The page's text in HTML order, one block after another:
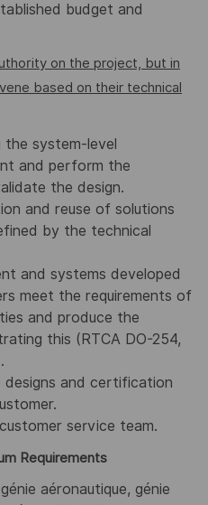
budget and
on the project, but in
based on their technical
system-level
and perform the
the design.
and reuse of solutions
by the technical
and systems developed
meet the requirements of
and produce the
this (RTCA DO-254,
and certification
service team.
Requirements
aéronautique, génie